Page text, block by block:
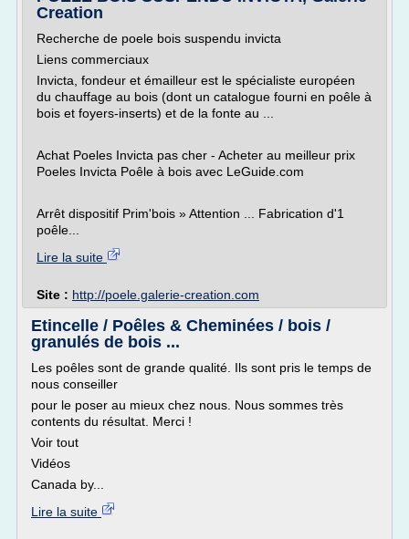
Creation
Recherche de poele bois suspendu invicta
Liens commerciaux
Invicta, fondeur et émailleur est le spécialiste européen
du chauffage au bois (dont un catalogue fourni en poêle à
bois et foyers-inserts) et de la fonte au ...
Achat Poeles Invicta pas cher - Acheter au meilleur prix
Poeles Invicta Poêle à bois avec LeGuide.com
Arrêt dispositif Prim'bois » Attention ... Fabrication d'1
poêle...
Lire la suite
Site : http://poele.galerie-creation.com
Etincelle / Poêles & Cheminées / bois /
granulés de bois ...
Les poêles sont de grande qualité. Ils sont pris le temps de
nous conseiller
pour le poser au mieux chez nous. Nous sommes très
contents du résultat. Merci !
Voir tout
Vidéos
Canada by...
Lire la suite